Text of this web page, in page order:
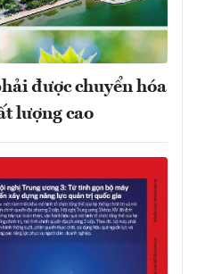
được chuyển hóa
lượng cao